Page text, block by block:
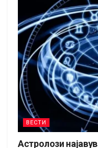
ВЕСТИ
Астролози